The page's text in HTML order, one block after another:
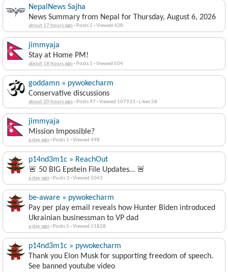
NepalNews Sajha
News Summary from Nepal for Thursday, August 6, 2026
about 17 hours ago· Posts 1 ·Viewed 428
jimmyaja
Stay at Home PM!
about 18 hours ago· Posts 1 ·Viewed 504
goddamn » pywokecharm
Conservative discussions
about 20 hours ago· Posts 97 ·Viewed 107933 · Likes 58
jimmyaja
Mission Impossible?
a day ago· Posts 1 ·Viewed 498
p14nd3m1c » ReachOut
🚨 50 BIG Epstein File Updates… 🚨
a day ago· Posts 3 ·Viewed 5043
be-aware » pywokecharm
Pay per play email reveals how Hunter Biden introduced
Ukrainian businessman to VP dad
a day ago· Posts 5 ·Viewed 11828
p14nd3m1c » pywokecharm
Thank you Elon Musk for supporting freedom of speech.
See banned youtube video